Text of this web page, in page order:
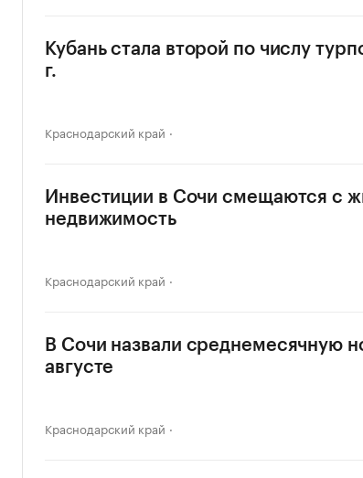
Кубань стала второй по числу
г.
Краснодарский край
Инвестиции в Сочи смещаются с
недвижимость
Краснодарский край
В Сочи назвали среднемесячную
августе
Краснодарский край